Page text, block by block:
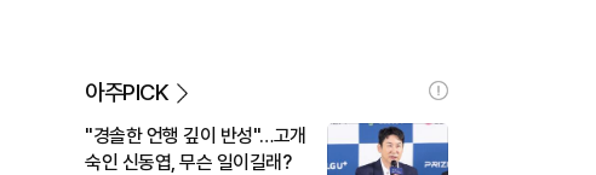
아주PICK
"경솔한 언행 깊이 반성"…고개
숙인 신동엽, 무슨 일이길래?